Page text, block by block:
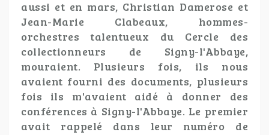
aussi et en mars, Christian Damerose et
Jean-Marie Clabeaux, hommes-
orchestres talentueux du Cercle des
collectionneurs de Signy-l'Abbaye,
mouraient. Plusieurs fois, ils nous
avaient fourni des documents, plusieurs
fois ils m'avaient aidé à donner des
conférences à Signy-l'Abbaye. Le premier
avait rappelé dans leur numéro de